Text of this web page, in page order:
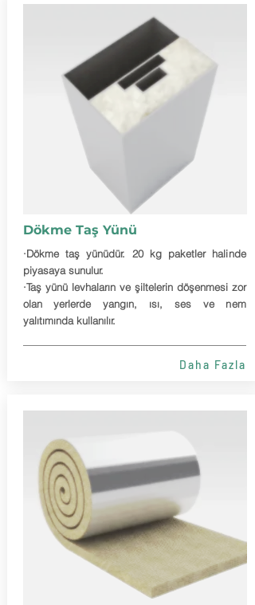
Dökme Taş Yünü
·Dökme taş yünüdür. 20 kg paketler halinde
piyasaya sunulur.
·Taş yünü levhaların ve şiltelerin döşenmesi zor
olan yerlerde yangın, ısı, ses ve nem
yalıtımında kullanılır.
Daha Fazla